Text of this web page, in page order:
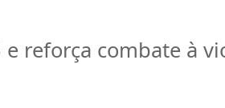
reforça combate à